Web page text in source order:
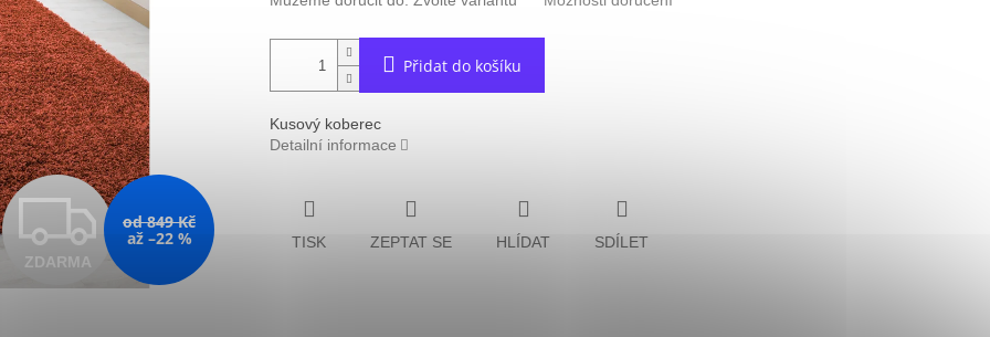
Z
D
ZDARMA
od 849 Kč
až –22 %
Přidat do košíku
Kusový koberec
Detailní informace
TISK ZEPTAT SE HLÍDAT SDÍLET